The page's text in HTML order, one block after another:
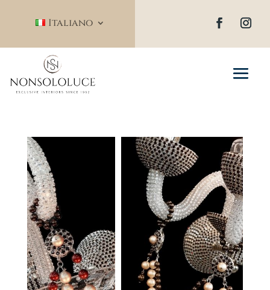
Italiano